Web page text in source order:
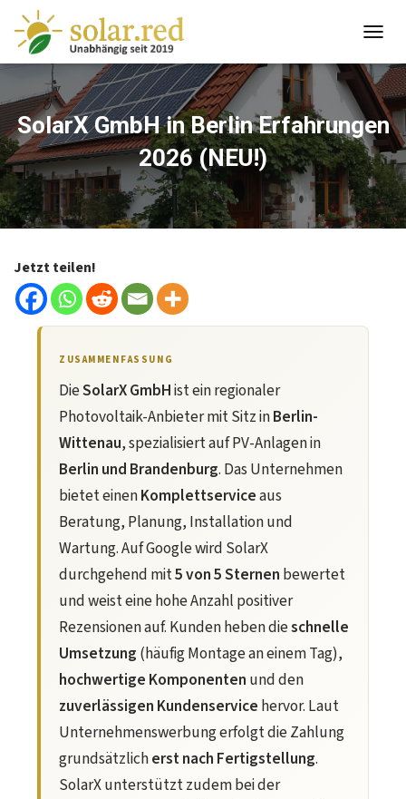
springen
O
G
G
L
E
N
A
V
I
G
SolarX GmbH in Berlin Erfahrungen
2026 (NEU!)
Jetzt teilen!
ZUSAMMENFASSUNG
DieSolarX GmbHist ein regionaler
Photovoltaik-Anbieter mit Sitz inBerlin-
Wittenau, spezialisiert auf PV-Anlagen in
Berlin und Brandenburg. Das Unternehmen
bietet einenKomplettserviceaus
Beratung, Planung, Installation und
Wartung. Auf Google wird SolarX
durchgehend mit5 von 5 Sternen bewertet
und weist eine hohe Anzahl positiver
Rezensionen auf. Kunden heben dieschnelle
Umsetzung (häufig Montage an einem Tag),
hochwertige Komponenten und den
zuverlässigen Kundenservice hervor. Laut
Unternehmenswerbung erfolgt die Zahlung
grundsätzlicherst nach Fertigstellung.
SolarX unterstützt zudem bei der